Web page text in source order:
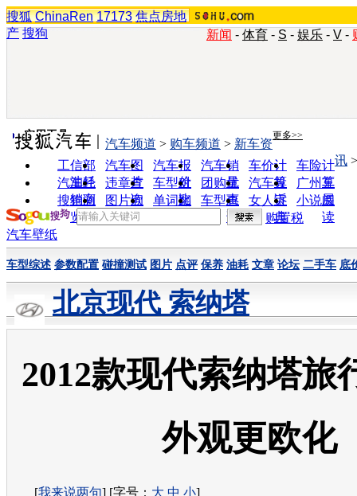
搜狐 ChinaRen 17173 焦点房地
产 搜狗 新闻 - 体育 - S - 娱乐 - V -
实用工具 更多>>
工信部
油耗
汽车图
片
汽车报
价
汽车销
量
车价计
算
车险计
算
汽车经
销商
违章查
询
车型对
比
团购优
惠
汽车投
诉
广州车
展
搜狗浏
览器
图片欣
赏
单词翻
车型查
询
女人宝
典
小说阅
读
汽车频道 > 购车频道 > 新车资
讯
购置税
汽车壁纸
车型综述 参数配置 碰撞测试 图片 点评 保养 油耗 文章 论坛 二手车 底
北京现代 索纳塔
2012款现代索纳塔旅
外观更欧化
[我来说两句] [字号： 大 中 小]